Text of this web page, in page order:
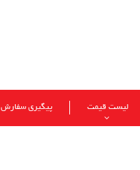
لیست قیمت پیگیری سفارش